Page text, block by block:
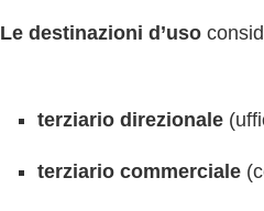
Le destinazioni d’uso
terziario direzionale
terziario commerciale